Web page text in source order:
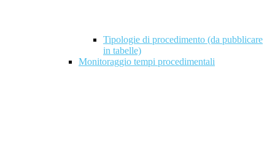
Tipologie di procedimento (da pubblicare
in tabelle)
Monitoraggio tempi procedimentali